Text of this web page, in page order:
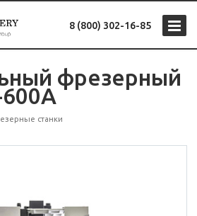
8 (800) 302-16-85
фрезерный
станки